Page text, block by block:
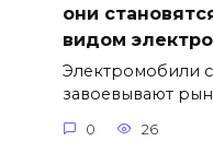
они
видом
Электромобили
завоевывают
0 26